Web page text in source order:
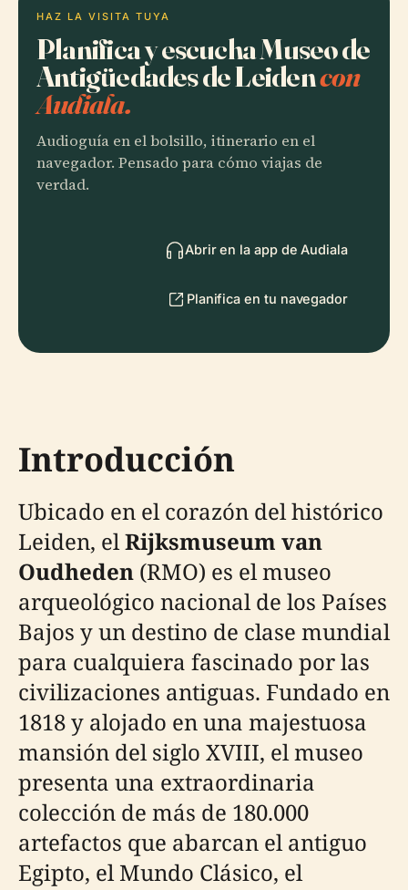
HAZ LA VISITA TUYA
Planifica y escucha Museo de
Antigüedades de Leidencon
Audiala.
Audioguía en el bolsillo, itinerario en el
navegador. Pensado para cómo viajas de
verdad.
Abrir en la app de Audiala
Planifica en tu navegador
Introducción
Ubicado en el corazón del histórico
Leiden, elRijksmuseum van
Oudheden (RMO) es el museo
arqueológico nacional de los Países
Bajos y un destino de clase mundial
para cualquiera fascinado por las
civilizaciones antiguas. Fundado en
1818 y alojado en una majestuosa
mansión del siglo XVIII, el museo
presenta una extraordinaria
colección de más de 180.000
artefactos que abarcan el antiguo
Egipto, el Mundo Clásico, el